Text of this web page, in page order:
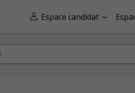
Espace candidat